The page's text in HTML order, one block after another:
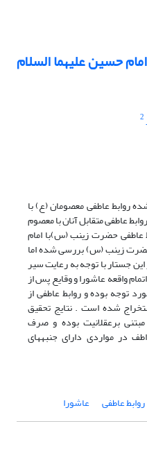
حسین علیهما السلام
2
روابط عاطفی معصومان (ع) با
عاطفی متقابل آنان با معصوم
عاطفی حضرت زینب (س)با امام
زینب (س) بررسی شده اما
جستار با توجه به رعایت سیر
واقعه عاشورا و وقایع پس از
توجه بوده­ و روابط عاطفی از
شده است . نتایج تحقیق
برعقلانیت بوده و صرف
در مواردی دارای جنبه­های
روابط عاطفی عاشورا